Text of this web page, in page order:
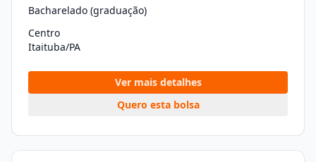
Bacharelado (graduação)
Centro
Itaituba/PA
Ver mais detalhes
Quero esta bolsa